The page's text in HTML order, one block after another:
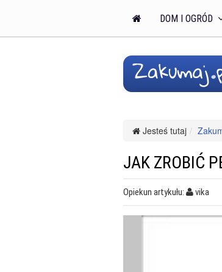
DOM I OGRÓD
Jesteś tutaj
JAK ZROBIĆ
Opiekun artykułu: vika